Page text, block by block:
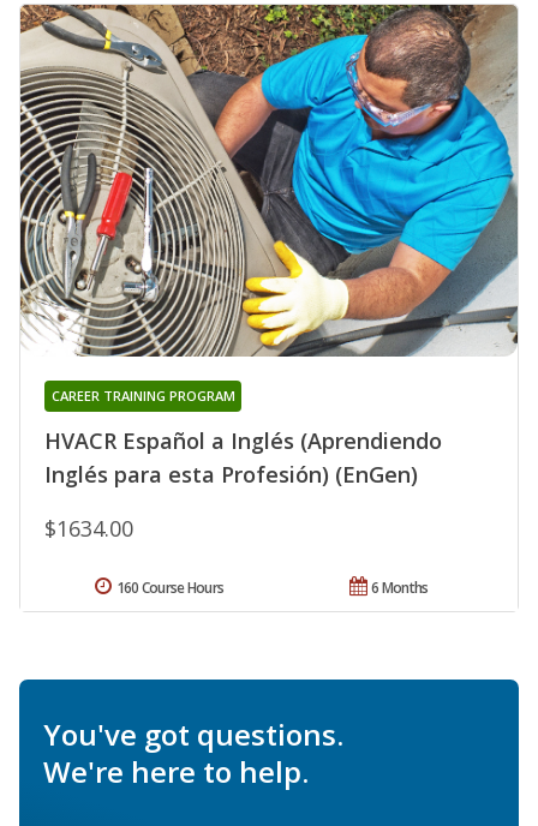
HVACR Español a Inglés (Aprendiendo
Inglés para esta Profesión) (EnGen)
CAREER TRAINING PROGRAM
$1634.00
6 Months
160 Course Hours
You've got questions.
We're here to help.